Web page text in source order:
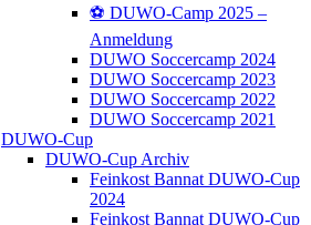
⚽️ DUWO-Camp 2025 –
Anmeldung
DUWO Soccercamp 2024
DUWO Soccercamp 2023
DUWO Soccercamp 2022
DUWO Soccercamp 2021
DUWO-Cup
DUWO-Cup Archiv
Feinkost Bannat DUWO-Cup
2024
Feinkost Bannat DUWO-Cup